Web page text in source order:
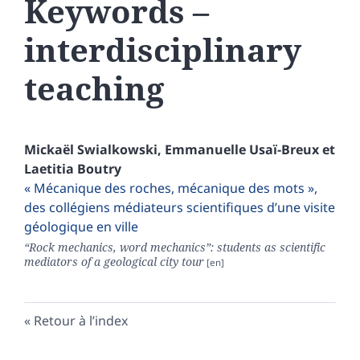
Keywords –
interdisciplinary
teaching
Mickaël Swialkowski, Emmanuelle Usaï-Breuxet
Laetitia Boutry
« Mécanique des roches, mécanique des mots »,
des collégiens médiateurs scientifiques d’une visite
géologique en ville
“Rock mechanics, word mechanics”: students as scientific
mediators of a geological city tour
Retour à l’index